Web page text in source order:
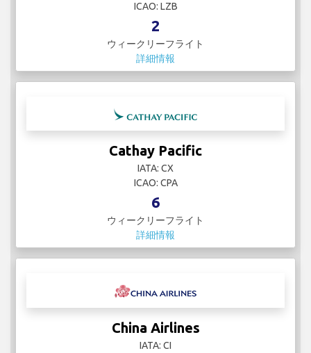
ICAO: LZB
2
ウィークリーフライト
詳細情報
Cathay Pacific
IATA: CX
ICAO: CPA
6
ウィークリーフライト
詳細情報
China Airlines
IATA: CI